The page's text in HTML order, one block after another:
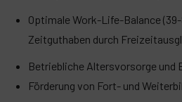
Optimale Work-Life-Balance
Zeitguthaben durch
Betriebliche Altersvorsorge
Förderung von Fort- und